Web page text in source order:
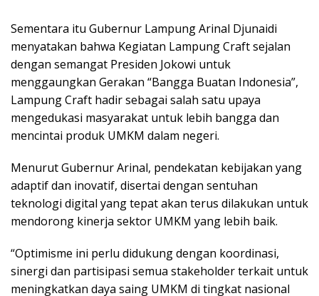
Sementara itu Gubernur Lampung Arinal Djunaidi
menyatakan bahwa Kegiatan Lampung Craft sejalan
dengan semangat Presiden Jokowi untuk
menggaungkan Gerakan “Bangga Buatan Indonesia”,
Lampung Craft hadir sebagai salah satu upaya
mengedukasi masyarakat untuk lebih bangga dan
mencintai produk UMKM dalam negeri.
Menurut Gubernur Arinal, pendekatan kebijakan yang
adaptif dan inovatif, disertai dengan sentuhan
teknologi digital yang tepat akan terus dilakukan untuk
mendorong kinerja sektor UMKM yang lebih baik.
“Optimisme ini perlu didukung dengan koordinasi,
sinergi dan partisipasi semua stakeholder terkait untuk
meningkatkan daya saing UMKM di tingkat nasional